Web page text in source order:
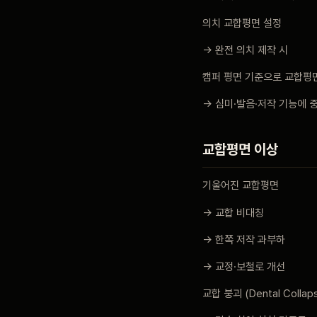
의치 교합평면 설정
→ 완전 의치 제작 시
캠퍼 평면 기준으로 교합평
→ 심미·발음·저작 기능에
교합평면 이상
기울어진 교합평면
→ 교합 비대칭
→ 한쪽 저작 과부하
→ 교정·보철로 개선
교합 붕괴 (Dental